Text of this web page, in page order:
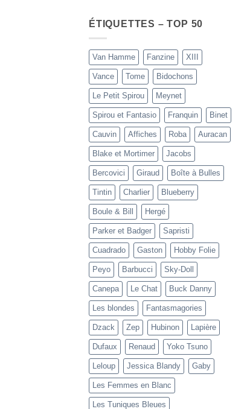
ÉTIQUETTES – TOP 50
Van Hamme Fanzine XIII
Vance Tome Bidochons
Le Petit Spirou Meynet
Spirou et Fantasio Franquin Binet
Cauvin Affiches Roba Auracan
Blake et Mortimer Jacobs
Bercovici Giraud Boîte à Bulles
Tintin Charlier Blueberry
Boule & Bill Hergé
Parker et Badger Sapristi
Cuadrado Gaston Hobby Folie
Peyo Barbucci Sky-Doll
Canepa Le Chat Buck Danny
Les blondes Fantasmagories
Dzack Zep Hubinon Lapière
Dufaux Renaud Yoko Tsuno
Leloup Jessica Blandy Gaby
Les Femmes en Blanc
Les Tuniques Bleues